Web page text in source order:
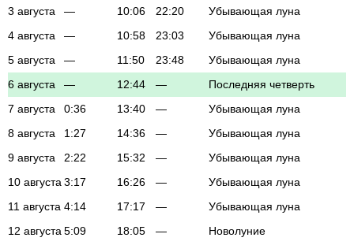
3 августа
— 10:06 22:20
Убывающая луна
4 августа
— 10:58 23:03
Убывающая луна
5 августа
— 11:50 23:48
Убывающая луна
6 августа
— 12:44 —
Последняя четверть
7 августа
0:36 13:40 —
Убывающая луна
8 августа
1:27 14:36 —
Убывающая луна
9 августа
2:22 15:32 —
Убывающая луна
10 августа 3:17 16:26 —
Убывающая луна
11 августа 4:14 17:17 —
Убывающая луна
12 августа 5:09 18:05 —
Новолуние